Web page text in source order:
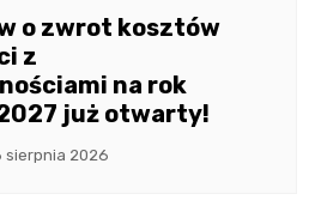
o zwrot kosztów
z
na rok
już otwarty!
sierpnia 2026